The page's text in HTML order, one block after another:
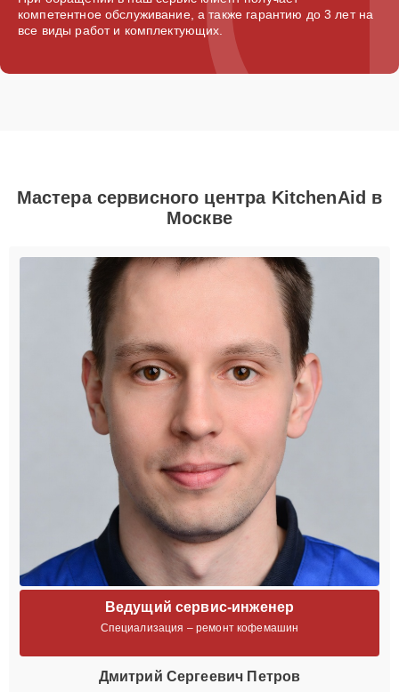
компетентное обслуживание, а также гарантию до 3 лет на
все виды работ и комплектующих.
Мастера сервисного центра KitchenAid в
Москве
Ведущий сервис-инженер
Специализация – ремонт кофемашин
Дмитрий Сергеевич Петров